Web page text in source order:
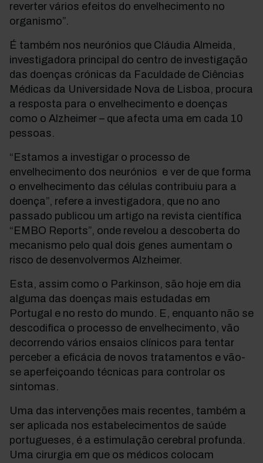
reverter vários efeitos do envelhecimento no
organismo”.
É também nos neurónios que Cláudia Almeida,
investigadora principal do centro de investigação
das doenças crónicas da Faculdade de Ciências
Médicas da Universidade Nova de Lisboa, procura
a resposta para o envelhecimento e doenças
como o Alzheimer – que afecta uma em cada 10
pessoas.
“Estamos a investigar o processo de
envelhecimento dos neurónios e ver de que forma
o envelhecimento das células contribuiu para a
doença”, refere a investigadora, que no ano
passado publicou um artigo na revista científica
“EMBO Reports”, onde revelou a descoberta do
mecanismo pelo qual dois genes aumentam o
risco de desenvolvermos Alzheimer.
Esta, assim como o Parkinson, são hoje em dia
alguma das doenças mais estudadas em
Portugal e no resto do mundo. E, enquanto não se
descodifica o processo de envelhecimento, vão
decorrendo vários ensaios clínicos para tentar
perceber a eficácia de novos tratamentos e vão-
se aperfeiçoando técnicas para controlar os
sintomas.
Uma das intervenções mais recentes, também a
ser aplicada nos estabelecimentos de saúde
portugueses, é a estimulação cerebral profunda.
Uma cirurgia em que os médicos colocam